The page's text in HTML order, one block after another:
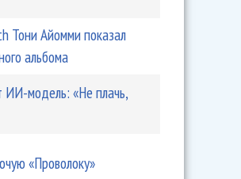
Тони Айомми показал
альбома
ИИ-модель: «Не плачь,
«Проволоку»